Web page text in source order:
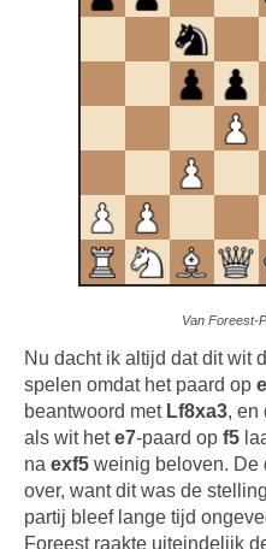
Van Foreest-
Nu dacht ik altijd dat dit wit
spelen omdat het paard op
beantwoord met Lf8xa3, en
als wit hete7-paard op f5
na exf5 weinig beloven. De
over, want dit was de
partij bleef lange tijd
Foreest raakte uiteindelijk